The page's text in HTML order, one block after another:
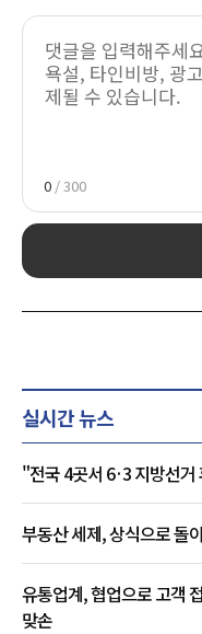
0 / 300
실시간 뉴스
"전국 4곳서 6·3 지방선
부동산 세제, 상식으로 돌
유통업계, 협업으로 고객
맞손